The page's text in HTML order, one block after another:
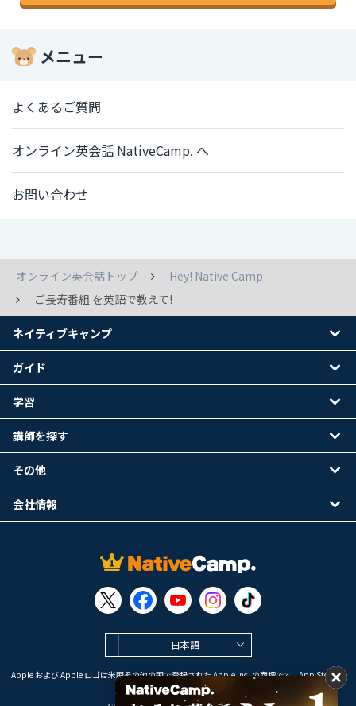
メニュー
よくあるご質問
オンライン英会話 NativeCamp. へ
お問い合わせ
オンライン英会話トップ
Hey! Native Camp
ご長寿番組 を英語で教えて!
日本語
Apple および Apple ロゴは米国その他の国で登録された Apple Inc. の商標です。App Store は
Apple Inc. のサービスマークです。
ネイティブキャンプ
ガイド
学習
講師を探す
その他
会社情報